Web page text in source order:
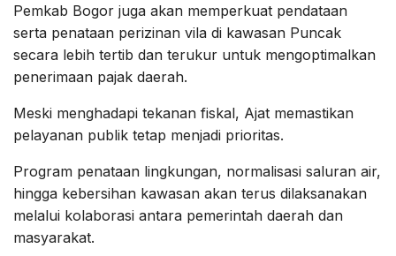
Pemkab Bogor juga akan memperkuat pendataan
serta penataan perizinan vila di kawasan Puncak
secara lebih tertib dan terukur untuk mengoptimalkan
penerimaan pajak daerah.
Meski menghadapi tekanan fiskal, Ajat memastikan
pelayanan publik tetap menjadi prioritas.
Program penataan lingkungan, normalisasi saluran air,
hingga kebersihan kawasan akan terus dilaksanakan
melalui kolaborasi antara pemerintah daerah dan
masyarakat.